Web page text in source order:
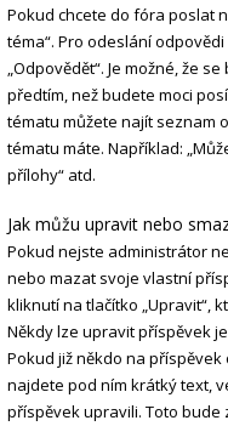
Pokud chcete do fóra poslat
téma“. Pro odeslání
„Odpovědět“. Je možné, že
předtím, než budete moci
tématu můžete najít seznam
tématu máte. Například:
přílohy“ atd.
Jak můžu upravit nebo
Pokud nejste administrátor
nebo mazat svoje vlastní
kliknutí na tlačítko „Upravit“,
Někdy lze upravit příspěvek
Pokud již někdo na
najdete pod ním krátký text,
příspěvek upravili. Toto